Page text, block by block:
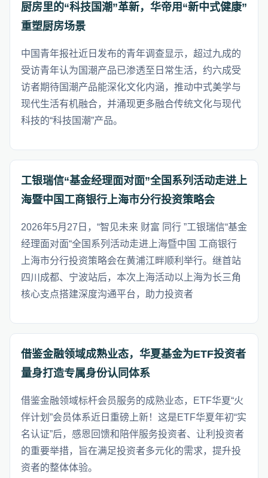
厨房里的“科技国潮”革新，华帝用“新中式健康”
重塑厨房场景
中国青年报社近日发布的青年调查显示，超过九成的
受访青年认为国潮产品已渗透至日常生活，约六成受
访者期待国潮产品能深化文化内涵，推动中式美学与
现代生活有机融合，并涌现更多融合传统文化与现代
科技的“科技国潮”产品。
工银瑞信“基金经理面对面”全国系列活动走进上
海暨中国工商银行上海市分行投资策略会
2026年5月27日，“智见未来 财富 同行 ”工银瑞信“基金
经理面对面“全国系列活动走进上海暨中国 工商银行
上海市分行投资策略会在黄浦江畔顺利举行。继首站
四川成都、宁波站后，本次上海活动以上海为长三角
核心支点搭建深度沟通平台，助力投资者
借鉴金融领域成熟业态，华夏基金为ETF投资者
量身打造专属身份认同体系
借鉴金融领域标杆会员服务的成熟业态，ETF华夏“火
伴计划”会员体系近日重磅上新！这是ETF华夏年初“实
名认证”后，感恩回馈和陪伴服务投资者、让利投资者
的重要举措，旨在满足投资者多元化的需求，提升投
资者的整体体验。